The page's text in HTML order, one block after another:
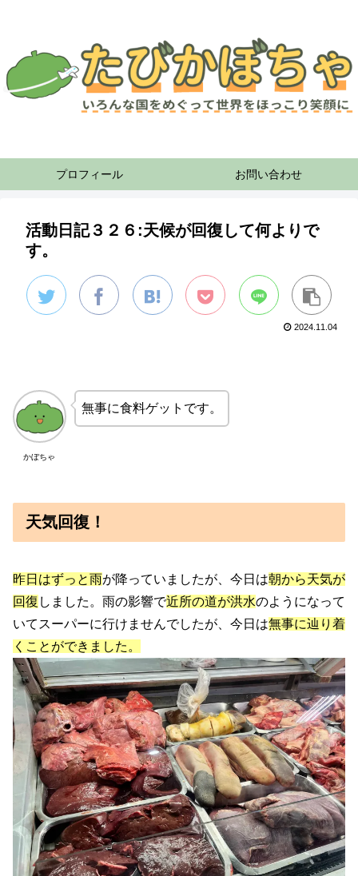
プロフィール お問い合わせ
活動日記３２６:天候が回復して何よりで
す。
2024.11.04
かぼちゃ
無事に食料ゲットです。
天気回復！
昨日はずっと雨が降っていましたが、今日は朝から天気が
回復 しました。雨の影響で近所の道が洪水のようになって
いてスーパーに行けませんでしたが、今日は無事に辿り着
くことができました。